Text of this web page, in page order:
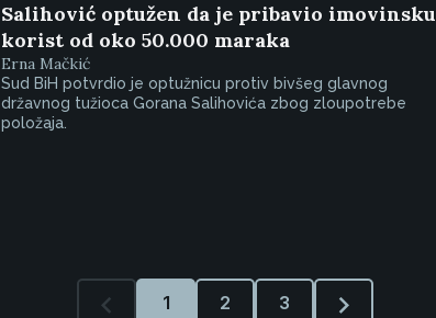
Salihović optužen da je pribavio imovinsku
korist od oko 50.000 maraka
Erna Mačkić
Sud BiH potvrdio je optužnicu protiv bivšeg glavnog
državnog tužioca Gorana Salihovića zbog zloupotrebe
položaja.
1 2 3